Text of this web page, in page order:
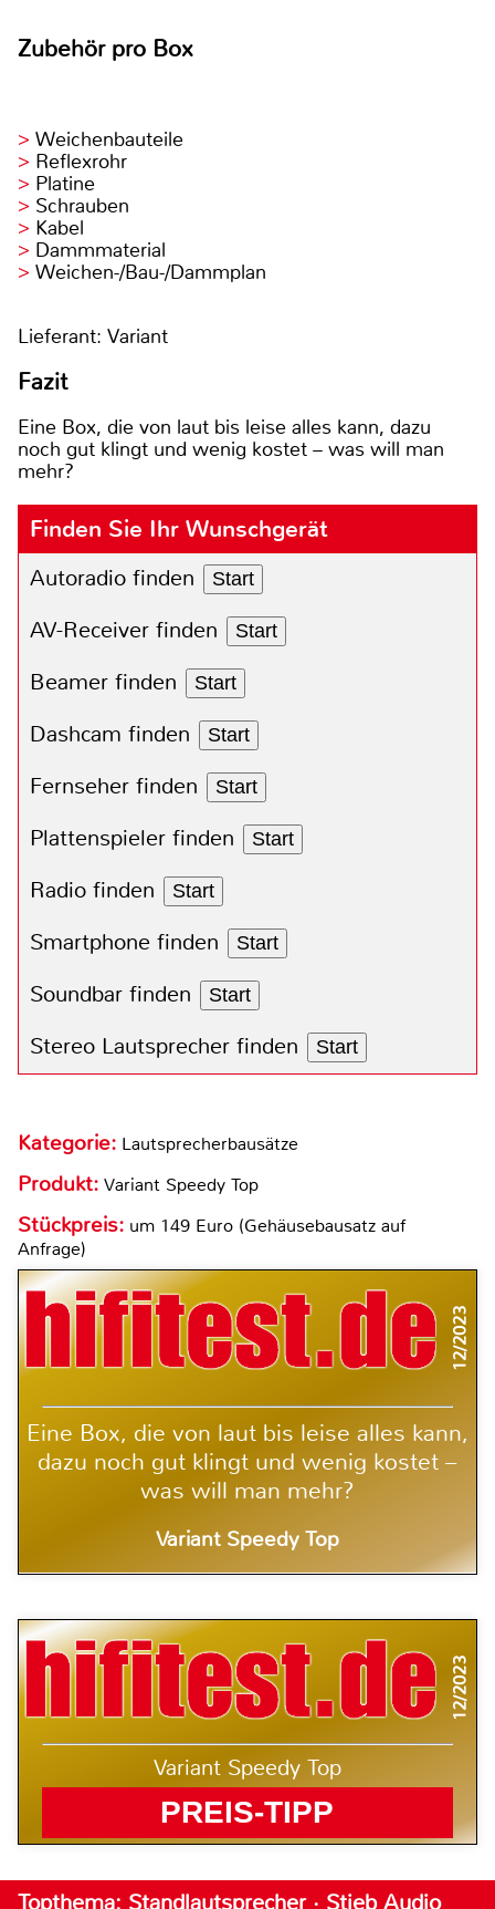
Zubehör pro Box
Weichenbauteile
Reflexrohr
Platine
Schrauben
Kabel
Dammmaterial
Weichen-/Bau-/Dammplan
Lieferant: Variant
Fazit
Eine Box, die von laut bis leise alles kann, dazu
noch gut klingt und wenig kostet – was will man
mehr?
Finden Sie Ihr Wunschgerät
Autoradio finden Start
AV-Receiver finden Start
Beamer finden Start
Dashcam finden Start
Fernseher finden Start
Plattenspieler finden Start
Radio finden Start
Smartphone finden Start
Soundbar finden Start
Stereo Lautsprecher finden Start
Kategorie: Lautsprecherbausätze
Produkt: Variant Speedy Top
Stückpreis: um 149 Euro (Gehäusebausatz auf
Anfrage)
12/2023
Eine Box, die von laut bis leise alles kann,
dazu noch gut klingt und wenig kostet –
was will man mehr?
Variant Speedy Top
12/2023
Variant Speedy Top
PREIS-TIPP
Topthema: Standlautsprecher · Stieb Audio